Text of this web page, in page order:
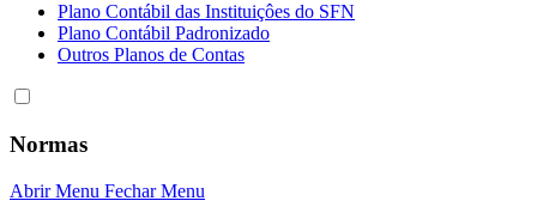
Plano Contábil das Instituiçôes do SFN
Plano Contábil Padronizado
Outros Planos de Contas
Normas
Abrir Menu Fechar Menu